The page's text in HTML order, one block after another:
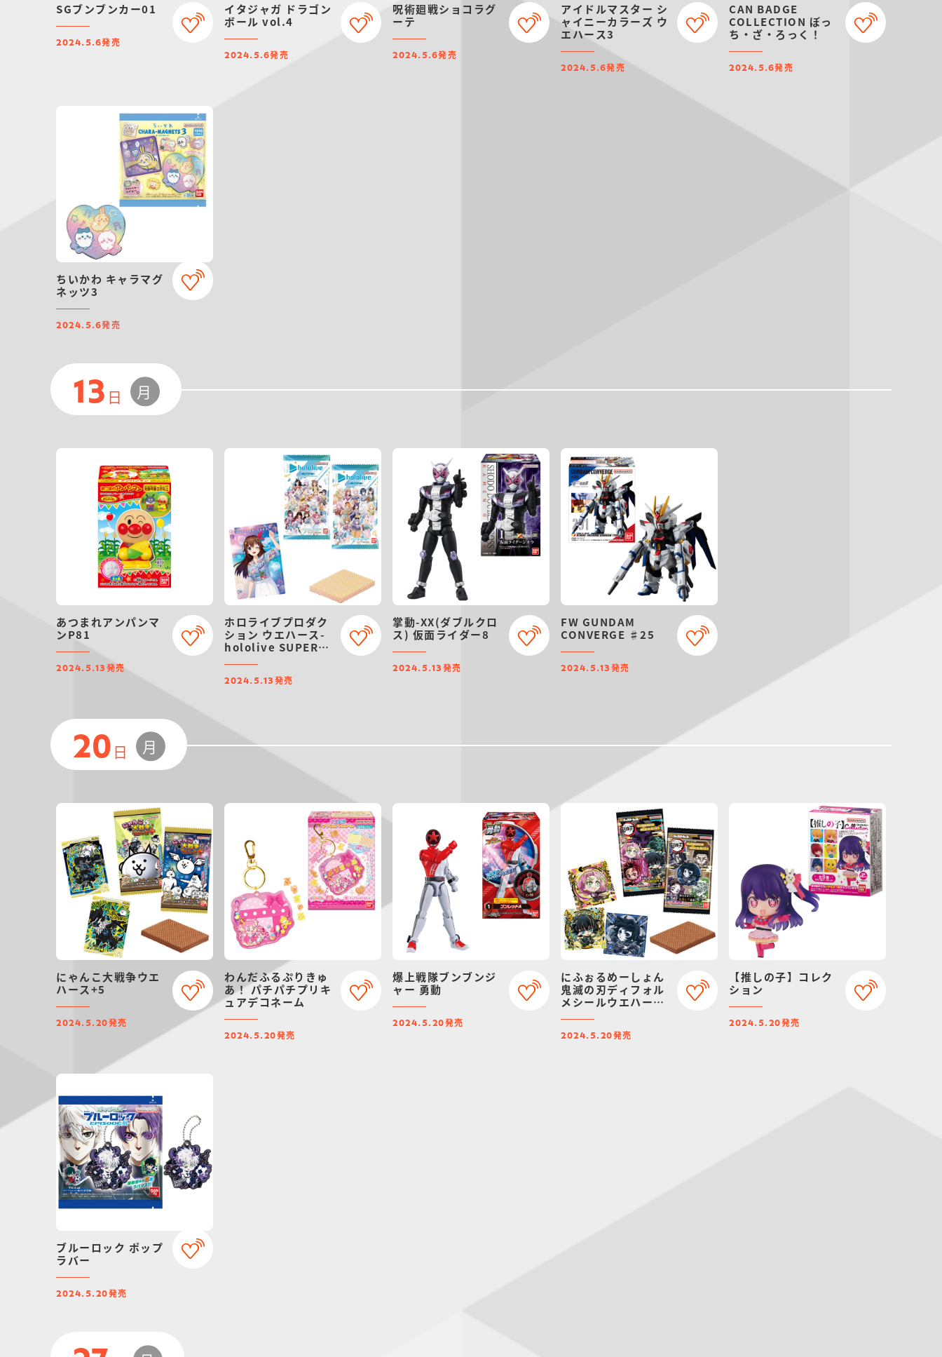
SGブンブンカー01
2024.5.6発売
イタジャガ ドラゴン
ボール vol.4
2024.5.6発売
呪術廻戦ショコラグ
ーテ
2024.5.6発売
アイドルマスター シ
ャイニーカラーズ ウ
エハース3
2024.5.6発売
CAN BADGE
COLLECTION ぼっ
ち・ざ・ろっく！
2024.5.6発売
ちいかわ キャラマグ
ネッツ3
2024.5.6発売
13 日 月
あつまれアンパンマ
ンP81
2024.5.13 発売
ホロライブプロダク
ション ウエハース-
hololive SUPER
2024.5.13 発売
掌動-XX(ダブルクロ
ス) 仮面ライダー8
2024.5.13 発売
FW GUNDAM
CONVERGE ♯25
2024.5.13 発売
20 日 月
にゃんこ大戦争ウエ
ハース+5
2024.5.20発売
わんだふるぷりきゅ
あ！ パチパチプリキ
ュアデコネーム
2024.5.20発売
爆上戦隊ブンブンジ
ャー 勇動
2024.5.20発売
にふぉるめーしょん
鬼滅の刃ディフォル
メシールウエハース
2024.5.20発売
【推しの子】コレク
ション
2024.5.20発売
ブルーロック ポップ
ラバー
2024.5.20発売